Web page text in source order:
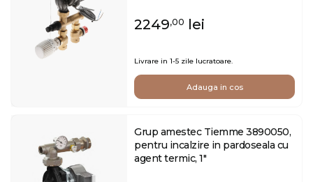
2249,00 lei
Livrare in 1-5 zile lucratoare.
Adauga in cos
Grup amestec Tiemme 3890050,
pentru incalzire in pardoseala cu
agent termic, 1"